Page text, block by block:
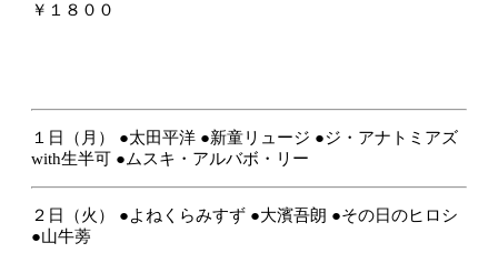
￥１８００
１日（月） ●太田平洋 ●新童リュージ ●ジ・アナトミアズ
with生半可 ●ムスキ・アルバボ・リー
２日（火） ●よねくらみすず ●大濱吾朗 ●その日のヒロシ
●山牛蒡